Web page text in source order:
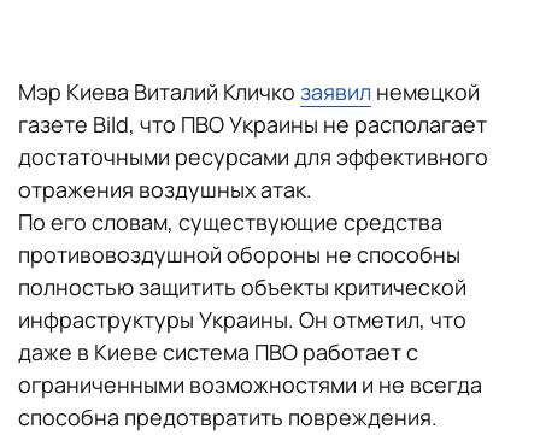
Мэр Киева Виталий Кличко заявил немецкой
газете Bild, что ПВО Украины не располагает
достаточными ресурсами для эффективного
отражения воздушных атак.
По его словам, существующие средства
противовоздушной обороны не способны
полностью защитить объекты критической
инфраструктуры Украины. Он отметил, что
даже в Киеве система ПВО работает с
ограниченными возможностями и не всегда
способна предотвратить повреждения.